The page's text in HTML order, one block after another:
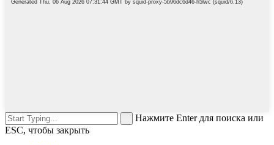
Нажмите Enter для поиска или
ESC, чтобы закрыть